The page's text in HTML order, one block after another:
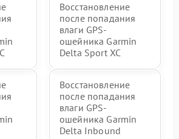
Восстановление
после попадания
влаги GPS-
ошейника Garmin
Delta Sport XC
Восстановление
после попадания
влаги GPS-
ошейника Garmin
Delta Inbound